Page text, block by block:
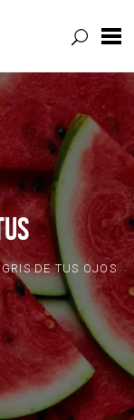
DE TUS OJOS